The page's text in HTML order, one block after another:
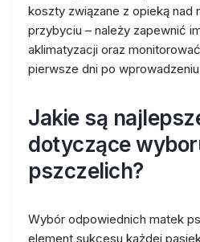
koszty związane z opieką nad
przybyciu – należy zapewnić
aklimatyzacji oraz
pierwsze dni po
Jakie są
dotyczące
pszczelich?
Wybór odpowiednich matek
element sukcesu każdej